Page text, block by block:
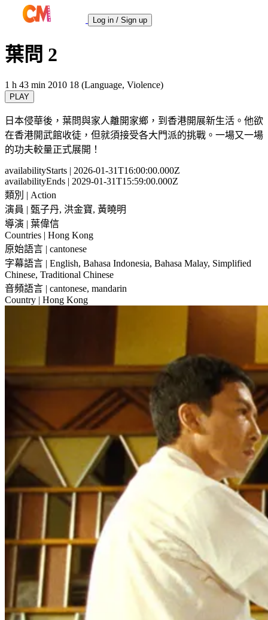
Log in / Sign up
葉問 2
1 h 43 min 2010 18 (Language, Violence)
PLAY
日本侵華後，葉問與家人離開家鄉，到香港開展新生活。他欲
在香港開武館收徒，但就須接受各大門派的挑戰。一場又一場
的功夫較量正式展開！
availabilityStarts | 2026-01-31T16:00:00.000Z
availabilityEnds | 2029-01-31T15:59:00.000Z
類別 | Action
演員 | 甄子丹, 洪金寶, 黃曉明
導演 | 葉偉信
Countries | Hong Kong
原始語言 | cantonese
字幕語言 | English, Bahasa Indonesia, Bahasa Malay, Simplified
Chinese, Traditional Chinese
音頻語言 | cantonese, mandarin
Country | Hong Kong